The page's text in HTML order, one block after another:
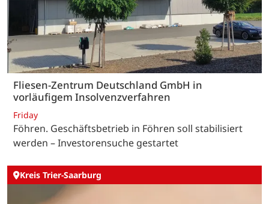
Fliesen-Zentrum Deutschland GmbH in
vorläufigem Insolvenzverfahren
Friday
Föhren. Geschäftsbetrieb in Föhren soll stabilisiert
werden – Investorensuche gestartet
Kreis Trier-Saarburg